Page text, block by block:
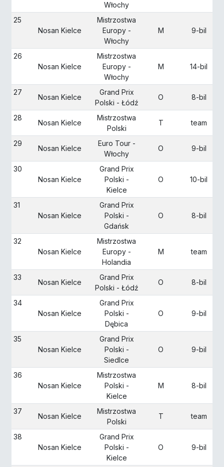
Włochy
25
Nosan Kielce
Mistrzostwa
Europy -
Włochy
M 9-bil
26
Nosan Kielce
Mistrzostwa
Europy -
Włochy
M 14-bil
27
Nosan Kielce
Grand Prix
Polski - Łódź
O 8-bil
28
Nosan Kielce
Mistrzostwa
Polski
T team
29
Nosan Kielce
Euro Tour -
Włochy
O 9-bil
30
Nosan Kielce
Grand Prix
Polski -
Kielce
O 10-bil
31
Nosan Kielce
Grand Prix
Polski -
Gdańsk
O 8-bil
32
Nosan Kielce
Mistrzostwa
Europy -
Holandia
M team
33
Nosan Kielce
Grand Prix
Polski - Łódź
O 8-bil
34
Nosan Kielce
Grand Prix
Polski -
Dębica
O 9-bil
35
Nosan Kielce
Grand Prix
Polski -
Siedlce
O 9-bil
36
Nosan Kielce
Mistrzostwa
Polski -
Kielce
M 8-bil
37
Nosan Kielce
Mistrzostwa
Polski
T team
38
Nosan Kielce
Grand Prix
Polski -
Kielce
O 9-bil